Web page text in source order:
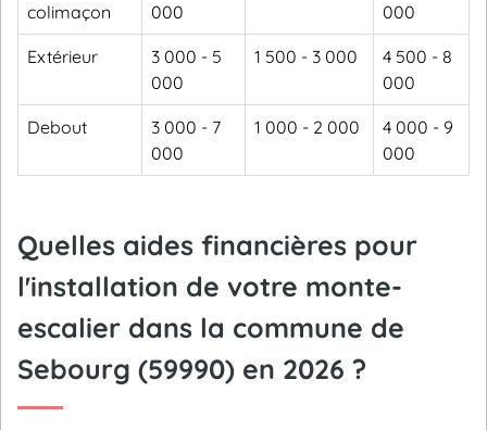
colimaçon
000
000
Extérieur
3 000 - 5
000
1 500 - 3 000
4 500 - 8
000
Debout
3 000 - 7
000
1 000 - 2 000
4 000 - 9
000
Quelles aides financières pour
l'installation de votre monte-
escalier dans la commune de
Sebourg (59990) en 2026 ?